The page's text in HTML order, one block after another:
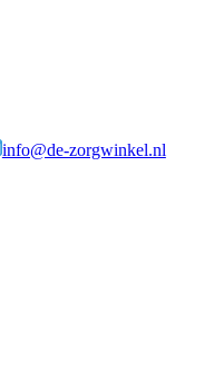
info@de-zorgwinkel.nl